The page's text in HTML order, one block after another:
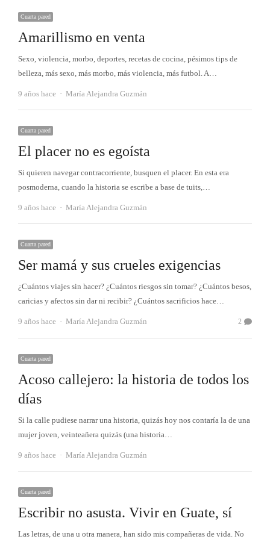
Cuarta pared
Amarillismo en venta
Sexo, violencia, morbo, deportes, recetas de cocina, pésimos tips de
belleza, más sexo, más morbo, más violencia, más futbol. A…
9 años hace Autor
María Alejandra Guzmán
Cuarta pared
El placer no es egoísta
Si quieren navegar contracorriente, busquen el placer. En esta era
posmoderna, cuando la historia se escribe a base de tuits,…
9 años hace Autor
María Alejandra Guzmán
Cuarta pared
Ser mamá y sus crueles exigencias
¿Cuántos viajes sin hacer? ¿Cuántos riesgos sin tomar? ¿Cuántos besos,
caricias y afectos sin dar ni recibir? ¿Cuántos sacrificios hace…
9 años hace Autor
María Alejandra Guzmán 2
Cuarta pared
Acoso callejero: la historia de todos los
días
Si la calle pudiese narrar una historia, quizás hoy nos contaría la de una
mujer joven, veinteañera quizás (una historia…
9 años hace Autor
María Alejandra Guzmán
Cuarta pared
Escribir no asusta. Vivir en Guate, sí
Las letras, de una u otra manera, han sido mis compañeras de vida. No